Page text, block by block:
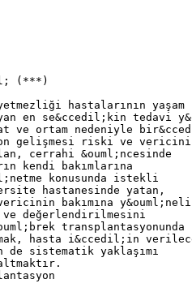
(***)
hastalarının yaşam
en se&ccedil;kin tedavi
ve ortam nedeniyle
gelişmesi riski ve
cerrahi &ouml;ncesinde
kendi bakımlarına
konusunda istekli
hastanesinde yatan,
bakımına
değerlendirilmesini
transplantasyonunda
hasta i&ccedil;in
sistematik yaklaşımı